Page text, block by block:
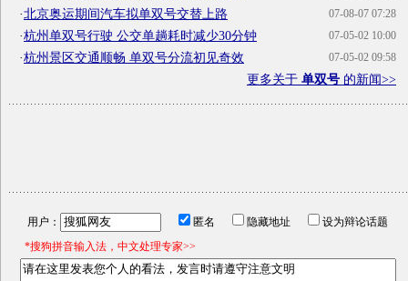
07-08-07 07:28
·北京奥运期间汽车拟单双号交替上路
07-05-02 10:00
·杭州单双号行驶 公交单趟耗时减少30分钟
07-05-02 09:58
·杭州景区交通顺畅 单双号分流初见奇效
更多关于 单双号 的新闻>>
用户： 匿名 隐藏地址
设为辩论话题
*搜狗拼音输入法，中文处理专家>>